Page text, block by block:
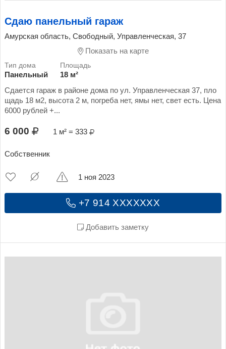
Сдаю панельный гараж
Амурская область, Свободный, Управленческая, 37
Показать на карте
Панельный
18 м²
Сдается гараж в районе дома по ул. Управленческая 37, пло
щадь 18 м2, высота 2 м, погреба нет, ямы нет, свет есть. Цена
6000 рублей +...
6 000 1 м² = 333
Собственник
+7 914 XXXXXXX
Добавить заметку
1 ноя 2023